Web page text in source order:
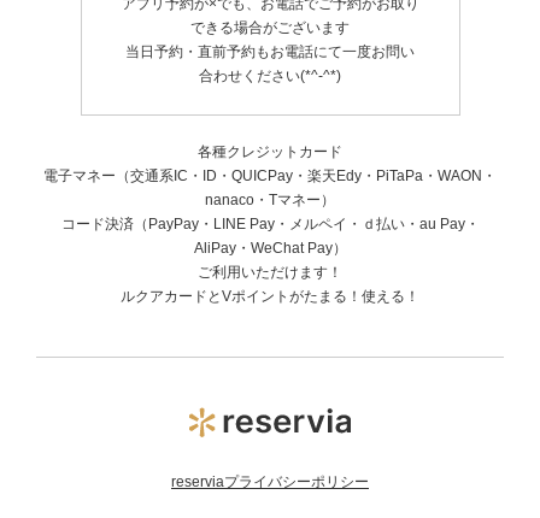
アプリ予約が×でも、お電話でご予約がお取り
できる場合がございます
当日予約・直前予約もお電話にて一度お問い
合わせください(*^-^*)
各種クレジットカード
電子マネー（交通系IC・ID・QUICPay・楽天Edy・PiTaPa・WAON・
nanaco・Tマネー）
コード決済（PayPay・LINE Pay・メルペイ・ｄ払い・au Pay・
AliPay・WeChat Pay）
ご利用いただけます！
ルクアカードとVポイントがたまる！使える！
reserviaプライバシーポリシー